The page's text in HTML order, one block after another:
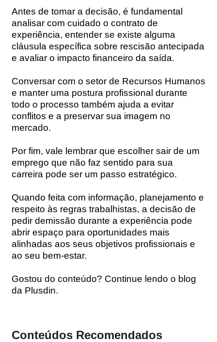
Antes de tomar a decisão, é fundamental
analisar com cuidado o contrato de
experiência, entender se existe alguma
cláusula específica sobre rescisão antecipada
e avaliar o impacto financeiro da saída.
Conversar com o setor de Recursos Humanos
e manter uma postura profissional durante
todo o processo também ajuda a evitar
conflitos e a preservar sua imagem no
mercado.
Por fim, vale lembrar que escolher sair de um
emprego que não faz sentido para sua
carreira pode ser um passo estratégico.
Quando feita com informação, planejamento e
respeito às regras trabalhistas, a decisão de
pedir demissão durante a experiência pode
abrir espaço para oportunidades mais
alinhadas aos seus objetivos profissionais e
ao seu bem-estar.
Gostou do conteúdo? Continue lendo o blog
da Plusdin.
Conteúdos Recomendados